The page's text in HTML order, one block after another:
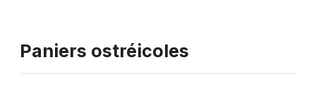
Paniers ostréicoles